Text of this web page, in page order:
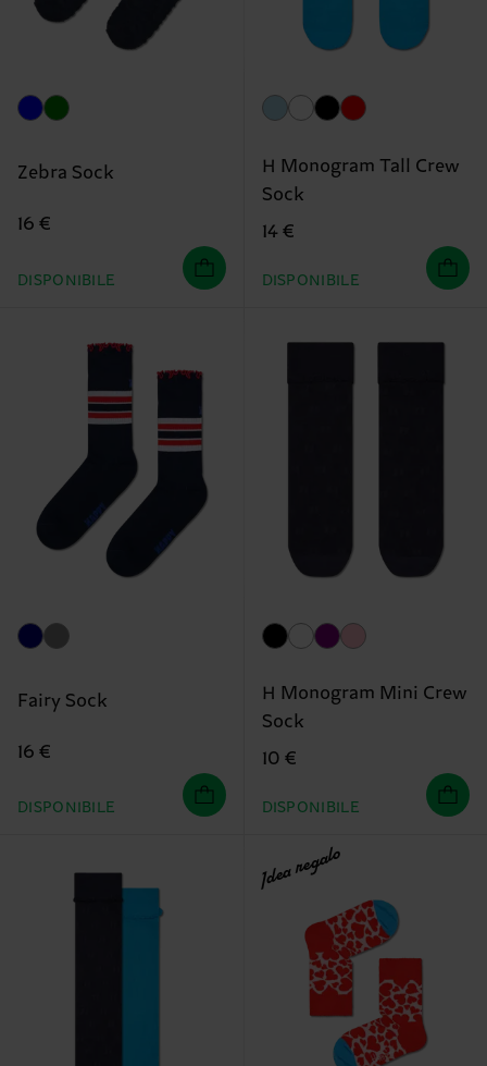
Zebra Sock
16 €
DISPONIBILE
H Monogram Tall Crew
Sock
14 €
DISPONIBILE
Fairy Sock
16 €
DISPONIBILE
H Monogram Mini Crew
Sock
10 €
DISPONIBILE
Idea regalo